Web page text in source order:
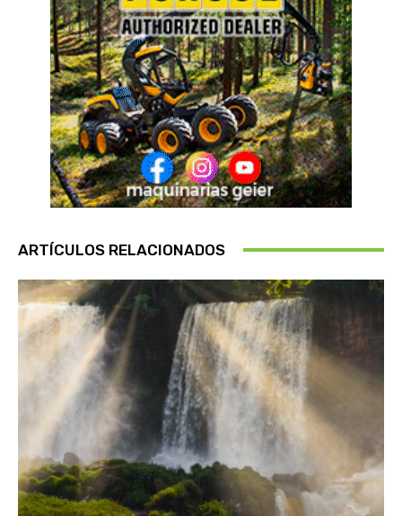
ARTÍCULOS RELACIONADOS